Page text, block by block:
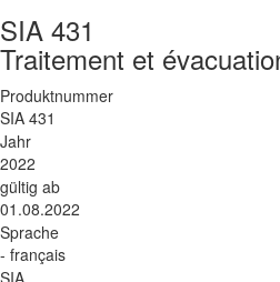
SIA 431
Traitement et
Produktnummer
SIA 431
Jahr
2022
gültig ab
01.08.2022
Sprache
- français
SIA